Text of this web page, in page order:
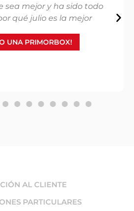
y la espuma de ducha.
AL CLIENTE
PARTICULARES